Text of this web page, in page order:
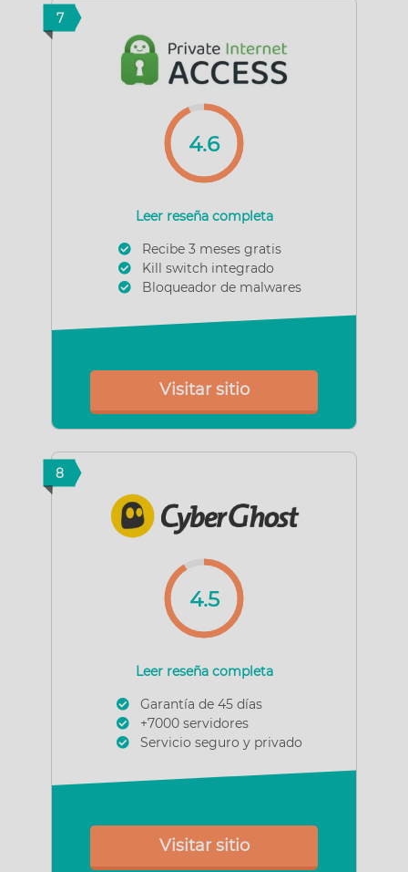
7
4.6
Leer reseña completa
Recibe 3 meses gratis
Kill switch integrado
Bloqueador de malwares
Visitar sitio
8
4.5
Leer reseña completa
Garantía de 45 días
+7000 servidores
Servicio seguro y privado
Visitar sitio